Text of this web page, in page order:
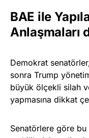
BAE ile
Anlaşmaları
Demokrat
sonra Trump
büyük ölçekli silah
yapmasına dikkat
Senatörlere göre bu